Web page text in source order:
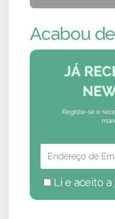
Acabou
Li e aceito a